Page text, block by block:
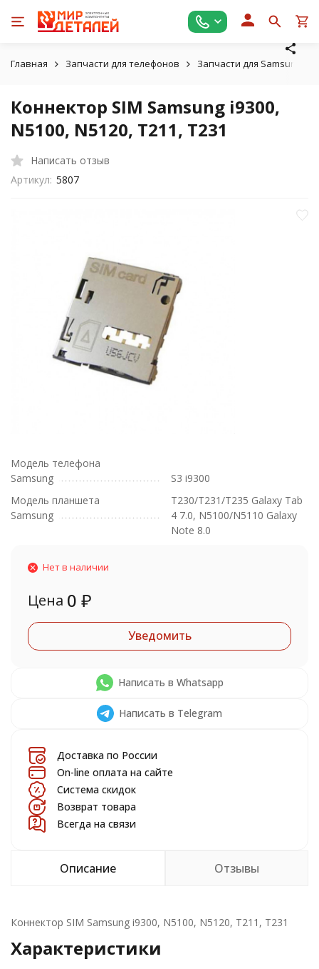
Главная Запчасти для телефонов Запчасти для Samsung
Коннектор SIM Samsung i9300,
N5100, N5120, T211, T231
Написать отзыв
Артикул: 5807
Модель телефона
Samsung
S3 i9300
Модель планшета
Samsung
T230/T231/T235 Galaxy Tab
4 7.0, N5100/N5110 Galaxy
Note 8.0
Нет в наличии
Цена 0 ₽
Уведомить
Написать в Whatsapp
Написать в Telegram
Доставка по России
On-line оплата на сайте
Система скидок
Возврат товара
Всегда на связи
Описание Отзывы
Коннектор SIM Samsung i9300, N5100, N5120, T211, T231
Характеристики